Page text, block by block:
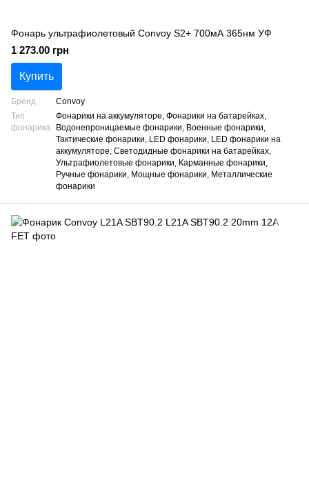
Фонарь ультрафиолетовый Convoy S2+ 700мА 365нм УФ
1 273.00 грн
Купить
Бренд
Convoy
Тип
фонарика
Фонарики на аккумуляторе, Фонарики на батарейках,
Водонепроницаемые фонарики, Военные фонарики,
Тактические фонарики, LED фонарики, LED фонарики на
аккумуляторе, Светодидные фонарики на батарейках,
Ультрафиолетовые фонарики, Карманные фонарики,
Ручные фонарики, Мощные фонарики, Металлические
фонарики